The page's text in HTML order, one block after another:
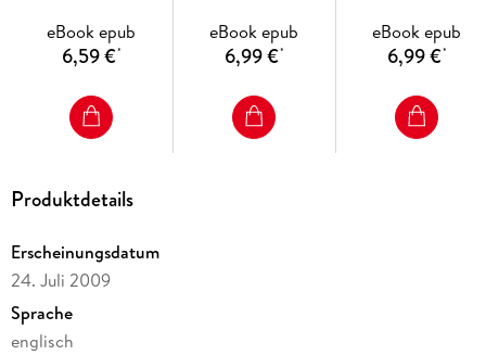
eBook epub
6,59 €*
eBook epub
6,99 €*
eBook epub
6,99 €*
Produktdetails
Erscheinungsdatum
24. Juli 2009
Sprache
englisch